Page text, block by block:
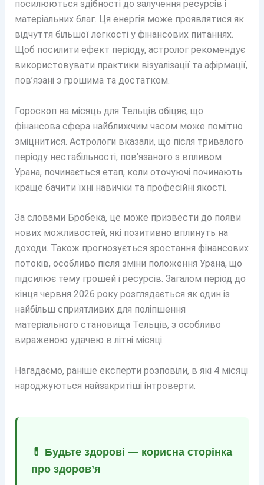
посилюються здібності до залучення ресурсів і
матеріальних благ. Ця енергія може проявлятися як
відчуття більшої легкості у фінансових питаннях.
Щоб посилити ефект періоду, астролог рекомендує
використовувати практики візуалізації та афірмації,
пов’язані з грошима та достатком.
Гороскоп на місяць для Тельців обіцяє, що
фінансова сфера найближчим часом може помітно
зміцнитися. Астрологи вказали, що після тривалого
періоду нестабільності, пов’язаного з впливом
Урана, починається етап, коли оточуючі починають
краще бачити їхні навички та професійні якості.
За словами Бробека, це може призвести до появи
нових можливостей, які позитивно вплинуть на
доходи. Також прогнозується зростання фінансових
потоків, особливо після зміни положення Урана, що
підсилює тему грошей і ресурсів. Загалом період до
кінця червня 2026 року розглядається як один із
найбільш сприятливих для поліпшення
матеріального становища Тельців, з особливо
вираженою удачею в літні місяці.
Нагадаємо, раніше експерти розповіли, в які 4 місяці
народжуються найзакритіші інтроверти.
💊 Будьте здорові — корисна сторінка
про здоров’я